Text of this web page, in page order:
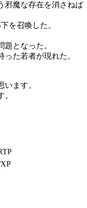
邪魔な存在を消さねば
を召喚した。
となった。
た若者が現れた。
ます。